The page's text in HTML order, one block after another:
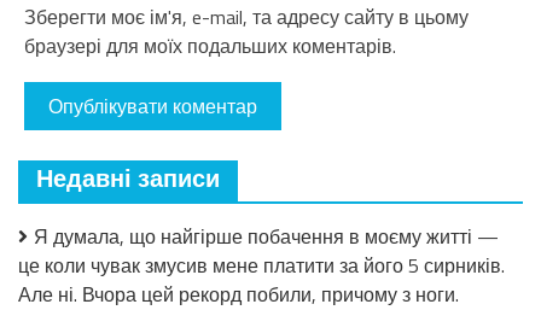
Зберегти моє ім'я, e-mail, та адресу сайту в цьому
браузері для моїх подальших коментарів.
Недавні записи
Я думала, що найгірше побачення в моєму житті —
це коли чувак змусив мене платити за його 5 сирників.
Але ні. Вчора цей рекорд побили, причому з ноги.